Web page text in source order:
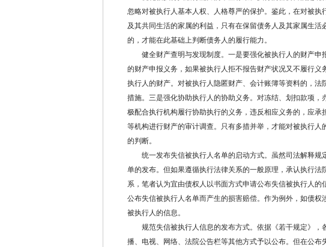
忽略对被执行人基本人权、人格尊严的保护。鉴此，在对被
及其共同生活的家属的利益，只有在保留债务人及其家属生
的，才能在此基础上判断债务人的履行能力。
健全财产查明与发现制度。一是要强化被执行人的财产申
的财产申报义务，如果被执行人拒不报告财产状况又不履行
执行人的财产。对被执行人隐匿财产、会计账簿等资料的，
措施。三是强化协助执行人的协助义务。对冻结、划扣款项
极配合执行机构履行协助执行的义务，违反相应义务的，应
等机构进行财产的审计调查。只有多措并举，才能对被执行
的判断。
统一发布失信被执行人名单的启动方式。虽然司法解释规
单的发布。但如果遵循执行法律关系的一般原理，承认执行
系，笔者认为宜由债权人以书面方式申请公布失信被执行人
公布失信被执行人名单而产生的损害赔偿。作为例外，如债
被执行人的信息。
规范失信被执行人信息的发布方式。依据《若干规定》，
播、电视、网络、法院公告栏等其他方式予以公布。但在公